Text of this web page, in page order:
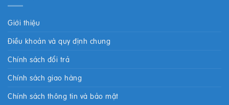
Giới thiệu
Điều khoản và quy định chung
Chính sách đổi trả
Chính sách giao hàng
Chính sách thông tin và bảo mật